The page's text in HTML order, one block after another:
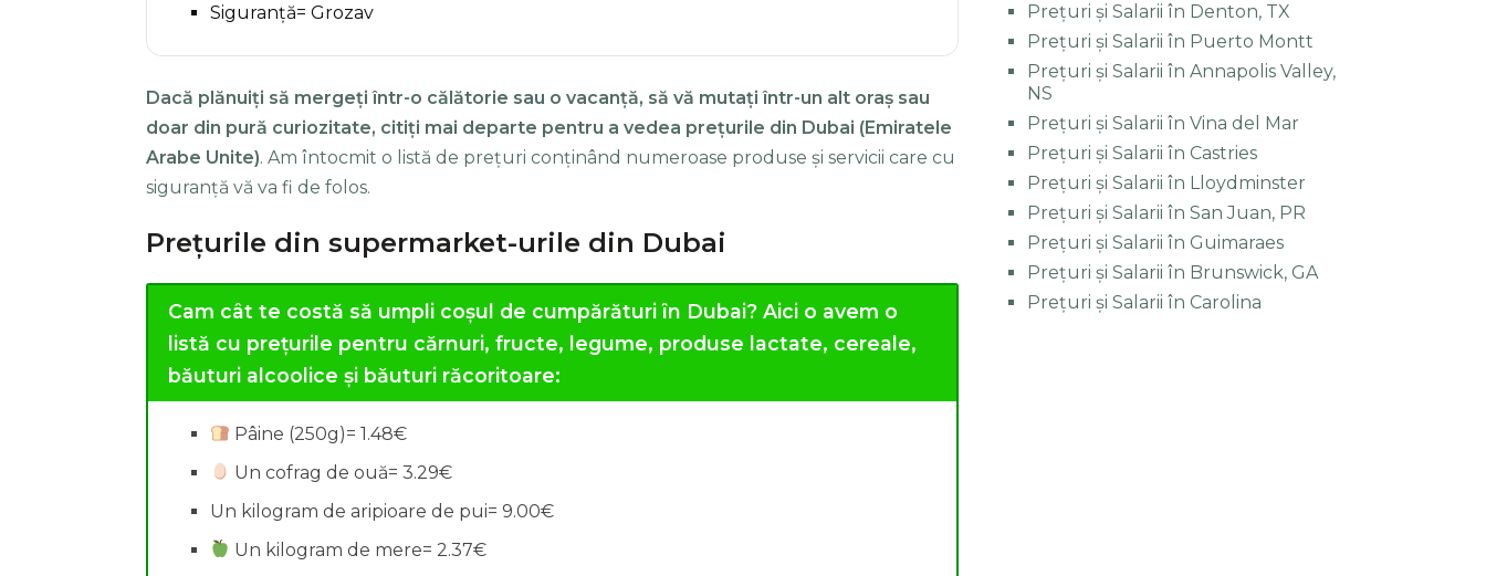
Siguranță= Grozav
Dacă plănuiți să mergeți într-o călătorie sau o vacanță, să vă mutați într-un alt oraș sau
doar din pură curiozitate, citiți mai departe pentru a vedea prețurile din Dubai (Emiratele
Arabe Unite). Am întocmit o listă de prețuri conținând numeroase produse și servicii care cu
siguranță vă va fi de folos.
Prețurile din supermarket-urile din Dubai
Cam cât te costă să umpli coșul de cumpărături în Dubai? Aici o avem o
listă cu prețurile pentru cărnuri, fructe, legume, produse lactate, cereale,
băuturi alcoolice și băuturi răcoritoare:
Pâine (250g)= 1.48€
Un cofrag de ouă= 3.29€
Un kilogram de aripioare de pui= 9.00€
Un kilogram de mere= 2.37€
Prețuri și Salarii în Denton, TX
Prețuri și Salarii în Puerto Montt
Prețuri și Salarii în Annapolis Valley,
NS
Prețuri și Salarii în Vina del Mar
Prețuri și Salarii în Castries
Prețuri și Salarii în Lloydminster
Prețuri și Salarii în San Juan, PR
Prețuri și Salarii în Guimaraes
Prețuri și Salarii în Brunswick, GA
Prețuri și Salarii în Carolina